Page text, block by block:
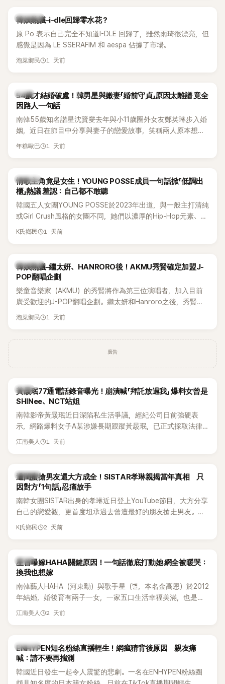
熱議討論
韓娛熱議-i-dle回歸零水花？
原 Po 表示自己完全不知道I-DLE 回歸了，雖然雨琦很漂亮，但
感覺是因為 LE SSERAFIM 和 aespa 佔據了市場。
泡菜鄉民 1 天前
韓星
54歲才結婚破處！韓男星與嫩妻「婚前守貞」原因太離譜 竟全
因路人一句話
南韓55歲知名諧星沈賢燮去年與小11歲圈外女友鄭英琳步入婚
姻，近日在節目中分享與妻子的戀愛故事，笑稱兩人原本想享
受兩人世界，沒想到站在飯店門口時竟被路人認出，還一路替
年糕歐巴 1 天前
K-POP
情歌主角竟是女生！YOUNG POSSE成員一句話掀「低調出
櫃」熱議 羞認：自己都不敢聽
韓國五人女團YOUNG POSSE於2023年出道，與一般主打清純
或Girl Crush風格的女團不同，她們以濃厚的Hip-Hop元素、自
創Rap及成員親自參與創作為特色，MV也融入美式街頭、塗
為第五代女團中極具辨識度的新生代代表之一。
K氏鄉民 1 天前
熱議討論
韓娛熱議-繼太妍、HANRORO後！AKMU秀賢確定加盟J-
POP翻唱企劃
樂童音樂家（AKMU）的秀賢將作為第三位演唱者，加入目前
廣受歡迎的J-POP翻唱企劃。繼太妍和Hanroro之後，秀賢已
獲選為第三首翻唱歌曲的主唱，並於近期完成錄音。
泡菜鄉民 1 天前
廣告
韓星
黃晸珉77通電話錄音曝光！崩潰喊「拜託放過我」 爆料女曾是
SHINee、NCT站姐
南韓影帝黃晸珉近日深陷私生活爭議，經紀公司日前強硬表
示，網路爆料女子A某涉嫌長期跟蹤黃晸珉，已正式採取法律
行動。不過，A並未停止發聲，持續透過社群平台公開爆料，反
的錄音內容，而A也首度承認自己過去曾是SHINee、NCT等偶
像團體的「站姐」，事件持續延燒。
江南美人 1 天前
K-POP
遭閨蜜搶男友還大方成全！SISTAR孝琳親揭當年真相 只
因對方「1句話」忍痛放手
南韓女團SISTAR出身的孝琳近日登上YouTube節目，大方分享
自己的戀愛觀，更首度坦承過去曾遭最好的朋友搶走男友。她
表示，當時選擇瀟灑放手，但如果同樣的事情現在再發生，「我
K氏鄉民 2 天前
韓星
星首曝嫁HAHA關鍵原因！一句話徹底打動她 網全被暖哭：
換我也想嫁
南韓藝人HAHA（河東勳）與歌手星（별，本名金高恩）於2012
年結婚，婚後育有兩子一女，一家五口生活幸福美滿，也是韓
國演藝圈公認的模範夫妻。近日，星首度公開當年決定嫁給
江南美人 2 天前
K-POP
ENHYPEN知名粉絲直播輕生！網瘋猜背後原因 親友痛
喊：請不要再揣測
韓國近日發生一起令人震驚的悲劇。一名在ENHYPEN粉絲圈